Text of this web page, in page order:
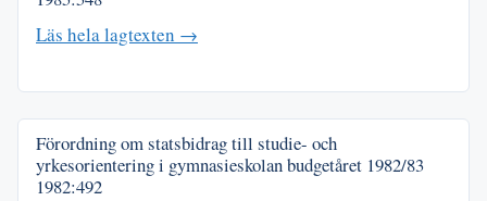
Läs hela lagtexten →
Förordning om statsbidrag till studie- och
yrkesorientering i gymnasieskolan budgetåret 1982/83
1982:492